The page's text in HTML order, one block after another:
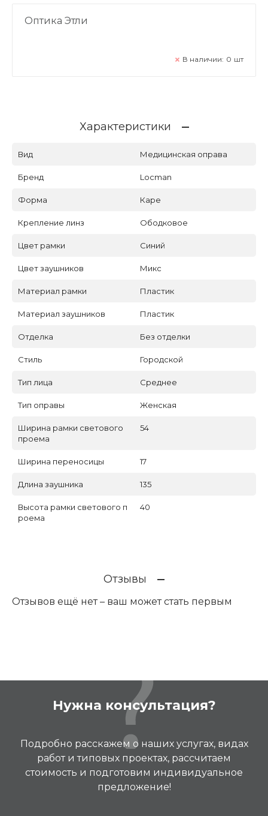
Оптика Этли
В наличии: 0 шт
Характеристики
Вид Медицинская оправа
Бренд Locman
Форма Каре
Крепление линз Ободковое
Цвет рамки Синий
Цвет заушников Микс
Материал рамки Пластик
Материал заушников Пластик
Отделка Без отделки
Стиль Городской
Тип лица Среднее
Тип оправы Женская
Ширина рамки светового
проема
54
Ширина переносицы 17
Длина заушника 135
Высота рамки светового п
роема
40
Отзывы
Отзывов ещё нет – ваш может стать первым
Нужна консультация?
Подробно расскажем о наших услугах, видах
работ и типовых проектах, рассчитаем
стоимость и подготовим индивидуальное
предложение!